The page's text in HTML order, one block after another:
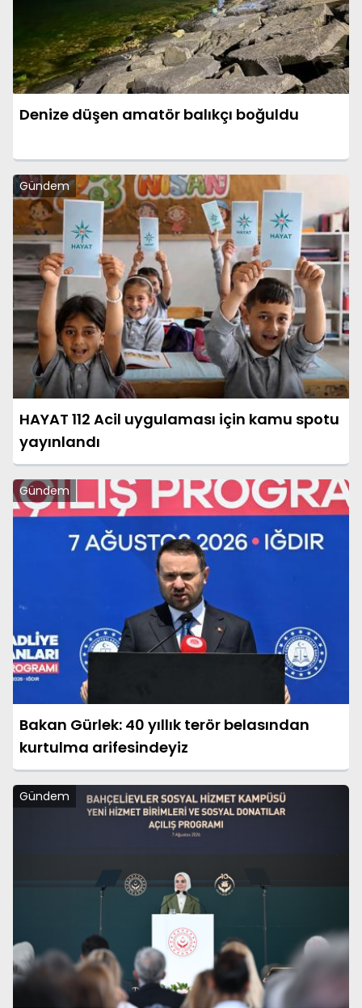
Denize düşen amatör balıkçı boğuldu
Gündem
HAYAT 112 Acil uygulaması için kamu spotu
yayınlandı
Gündem
Bakan Gürlek: 40 yıllık terör belasından
kurtulma arifesindeyiz
Gündem